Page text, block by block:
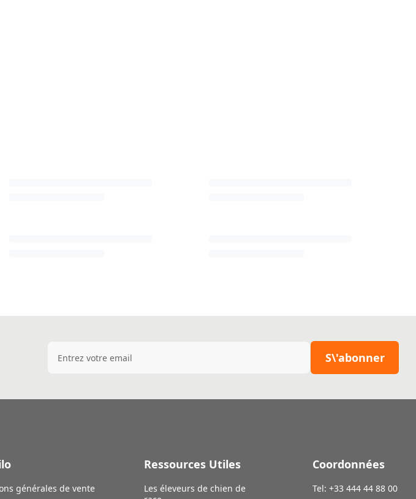
S\'abonner
générales de vente
Ressources Utiles
Les éleveurs de chien de
Coordonnées
Tel: +33 444 44 88 00